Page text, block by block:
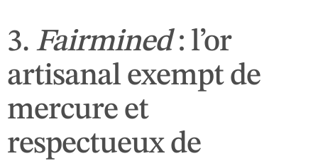
3. Fairmined: l’or
artisanal exempt de
mercure et
respectueux de